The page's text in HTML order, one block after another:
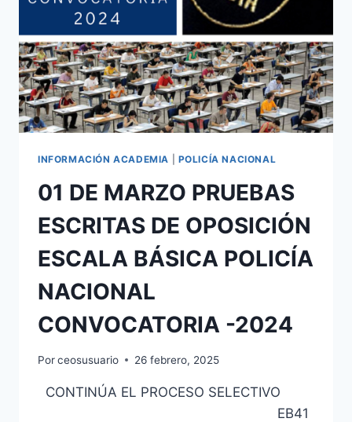
PRUEBAS
SELECTIVAS
GUARDIA
CIVIL
2025
INFORMACIÓN ACADEMIA POLICÍA NACIONAL
01 DE MARZO PRUEBAS
ESCRITAS DE OPOSICIÓN
ESCALA BÁSICA POLICÍA
NACIONAL
CONVOCATORIA -2024
Porceosusuario 26 febrero, 2025
CONTINÚA EL PROCESO SELECTIVO
EB41